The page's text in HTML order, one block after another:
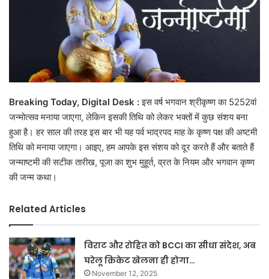
Breaking Today, Digital Desk :इस वर्ष भगवान श्रीकृष्ण का 5252वां
जन्मोत्सव मनाया जाएगा, लेकिन इसकी तिथि को लेकर भक्तों में कुछ संशय बना
हुआ है। हर साल की तरह इस बार भी यह पर्व भाद्रपद माह के कृष्ण पक्ष की अष्टमी
तिथि को मनाया जाएगा। आइए, हम आपके इस संशय को दूर करते हैं और बताते हैं
जन्माष्टमी की सटीक तारीख, पूजा का शुभ मुहूर्त, व्रत के नियम और भगवान कृष्ण
की जन्म कथा।
Related Articles
विराट और रोहित को BCCI का सीधा संदेश, अब
घरेलू क्रिकेट खेलना ही होगा…
November 12, 2025